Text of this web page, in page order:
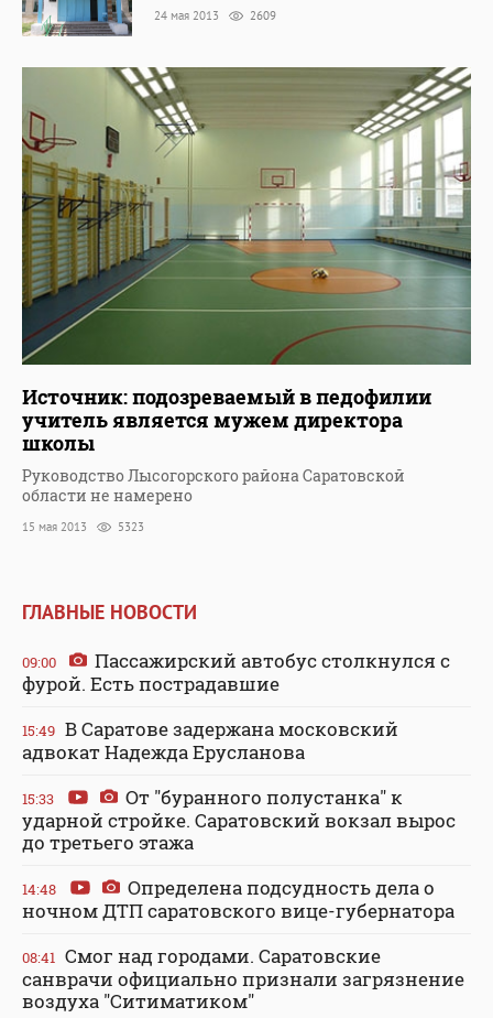
24 мая 2013 2609
Источник: подозреваемый в педофилии
учитель является мужем директора
школы
Руководство Лысогорского района Саратовской
области не намерено
15 мая 2013 5323
ГЛАВНЫЕ НОВОСТИ
09:00
Пассажирский автобус столкнулся с
фурой. Есть пострадавшие
15:49 В Саратове задержана московский
адвокат Надежда Ерусланова
15:33
От "буранного полустанка" к
ударной стройке. Саратовский вокзал вырос
до третьего этажа
14:48
Определена подсудность дела о
ночном ДТП саратовского вице-губернатора
08:41 Смог над городами. Саратовские
санврачи официально признали загрязнение
воздуха "Ситиматиком"